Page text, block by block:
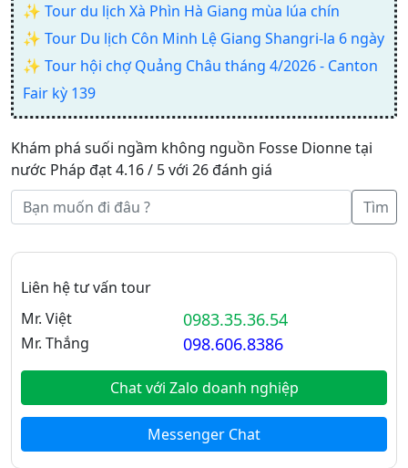
✨ Tour du lịch Xà Phìn Hà Giang mùa lúa chín
✨ Tour Du lịch Côn Minh Lệ Giang Shangri-la 6 ngày
✨ Tour hội chợ Quảng Châu tháng 4/2026 - Canton
Fair kỳ 139
Khám phá suối ngầm không nguồn Fosse Dionne tại
nước Pháp đạt 4.16 / 5 với 26 đánh giá
Tìm
Liên hệ tư vấn tour
Mr. Việt
0983.35.36.54
Mr. Thắng 098.606.8386
Chat với Zalo doanh nghiệp
Messenger Chat